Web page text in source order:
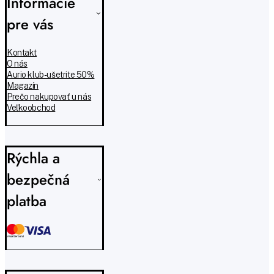
pre vás
Kontakt
O nás
Aurio klub - ušetrite 50%
Magazín
Prečo nakupovať u nás
Veľkoobchod
Rýchla a
bezpečná
platba